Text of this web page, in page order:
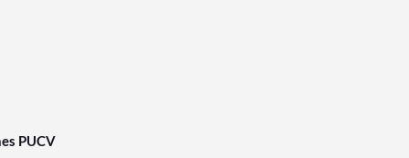
PUCV